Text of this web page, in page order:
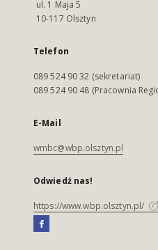
ul. 1 Maja 5
10-117 Olsztyn
Telefon
089 524 90 32 (sekretariat)
089 524 90 48 (Pracownia
E-Mail
wmbc@wbp.olsztyn.pl
Odwiedź nas!
https://www.wbp.olsztyn.pl/